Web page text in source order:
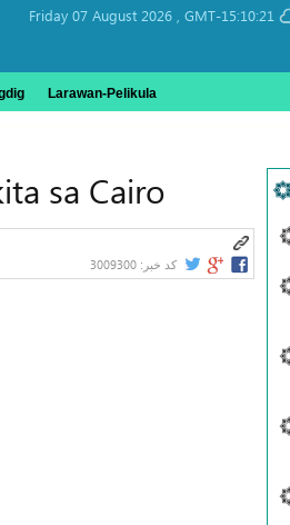
Friday 07 August 2026 , GMT-15:10:21
Larawan-Pelikula
sa Cairo
کد خبر:3009300